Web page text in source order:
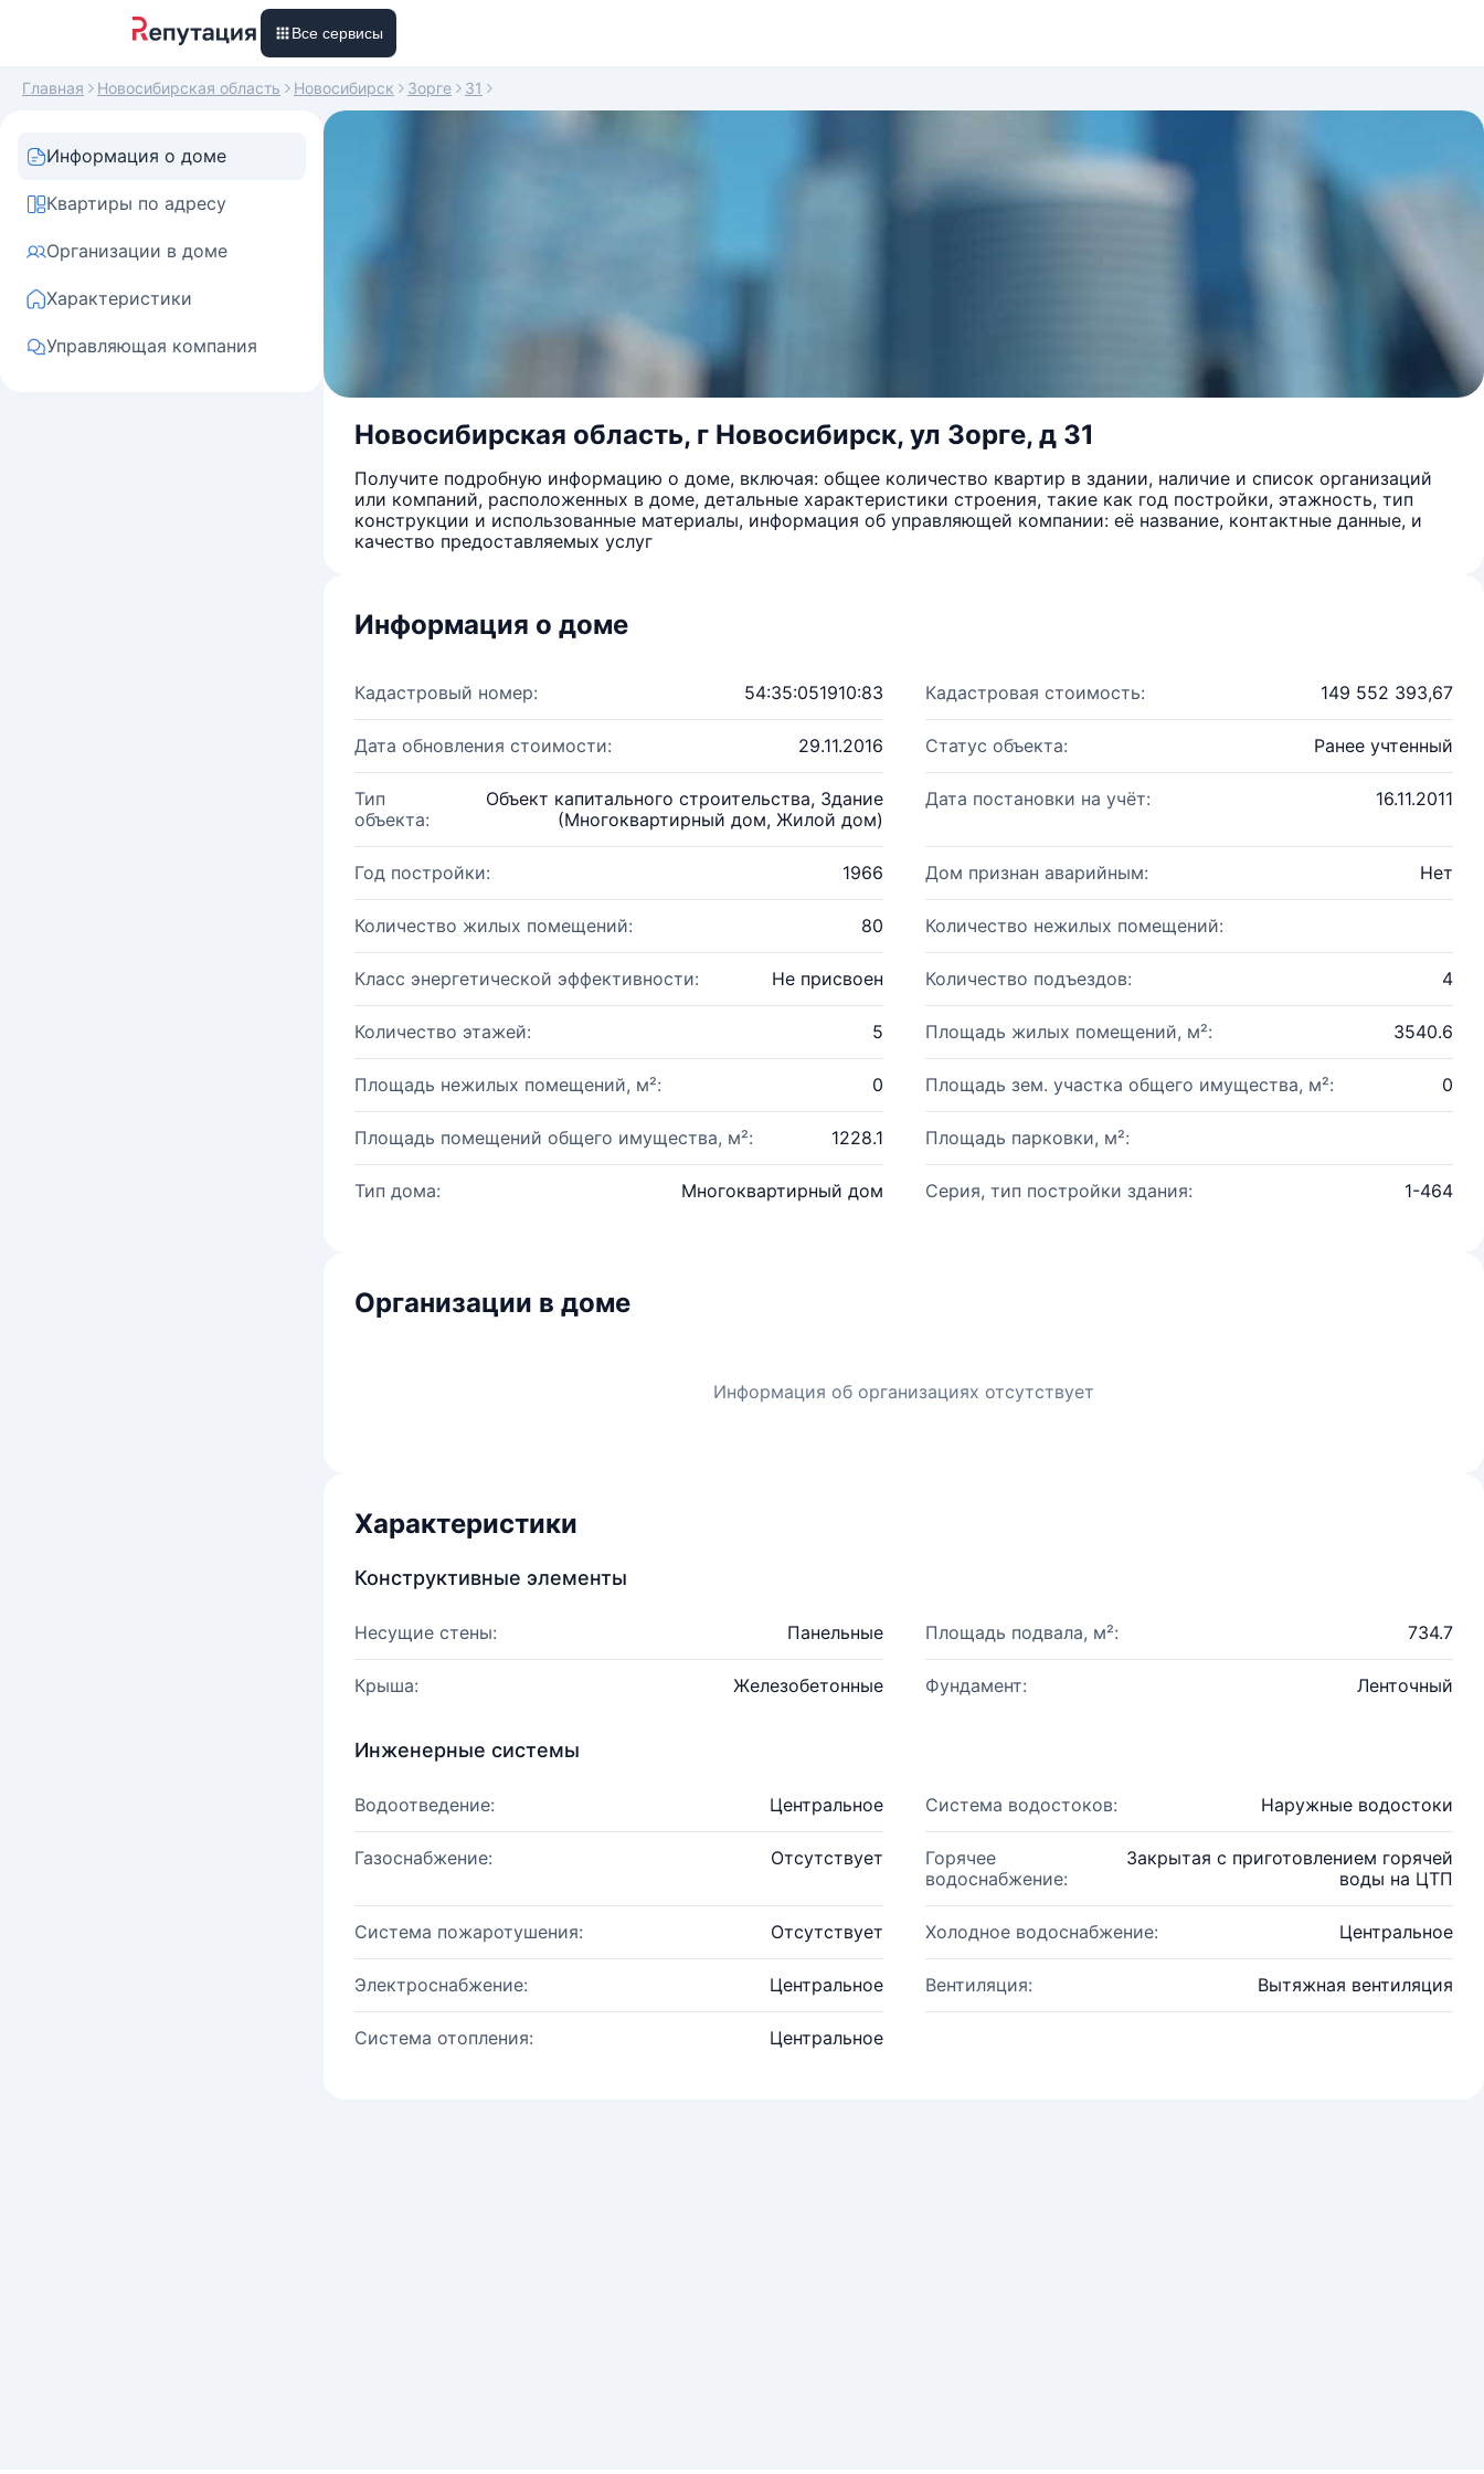
Все сервисы
Главная Новосибирская область Новосибирск Зорге 31
Информация о доме
Квартиры по адресу
Организации в доме
Характеристики
Управляющая компания
Новосибирская область, г Новосибирск, ул Зорге, д 31
Получите подробную информацию о доме, включая: общее количество квартир в здании, наличие и список организаций
или компаний, расположенных в доме, детальные характеристики строения, такие как год постройки, этажность, тип
конструкции и использованные материалы, информация об управляющей компании: её название, контактные данные, и
качество предоставляемых услуг
Информация о доме
Кадастровый номер: 54:35:051910:83 Кадастровая стоимость: 149 552 393,67
Дата обновления стоимости: 29.11.2016 Статус объекта: Ранее учтенный
Тип
объекта:
Объект капитального строительства, Здание
(Многоквартирный дом, Жилой дом)
Дата постановки на учёт: 16.11.2011
Год постройки: 1966 Дом признан аварийным: Нет
Количество жилых помещений: 80 Количество нежилых помещений:
Класс энергетической эффективности: Не присвоен Количество подъездов: 4
Количество этажей: 5 Площадь жилых помещений, м²: 3540.6
Площадь нежилых помещений, м²: 0 Площадь зем. участка общего имущества, м²: 0
Площадь помещений общего имущества, м²: 1228.1 Площадь парковки, м²:
Тип дома: Многоквартирный дом Серия, тип постройки здания: 1-464
Организации в доме
Информация об организациях отсутствует
Характеристики
Конструктивные элементы
Несущие стены: Панельные Площадь подвала, м²: 734.7
Крыша: Железобетонные Фундамент: Ленточный
Инженерные системы
Водоотведение: Центральное Система водостоков: Наружные водостоки
Газоснабжение: Отсутствует
Горячее
водоснабжение:
Закрытая с приготовлением горячей
воды на ЦТП
Система пожаротушения: Отсутствует Холодное водоснабжение: Центральное
Электроснабжение: Центральное Вентиляция: Вытяжная вентиляция
Система отопления: Центральное